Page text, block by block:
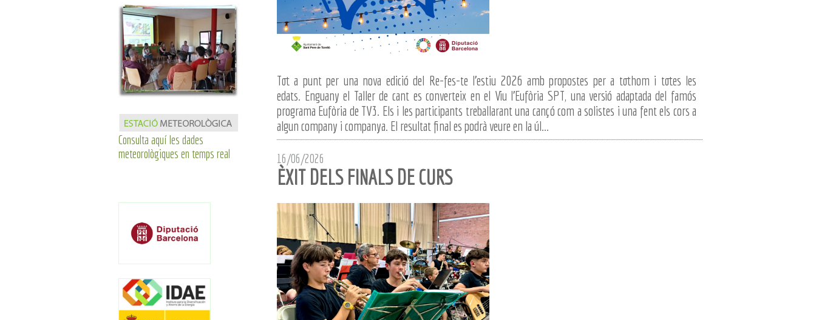
Consulta aquí les dades
meteorològiques en temps real
Tot a punt per una nova edició del Re-fes-te l'estiu 2026 amb propostes per a tothom i totes les
edats. Enguany el Taller de cant es converteix en el Viu l'Eufòria SPT, una versió adaptada del famós
programa Eufòria de TV3. Els i les participants treballarant una cançó com a solistes i una fent els cors a
algun company i companya. El resultat final es podrà veure en la úl...
16/06/2026
ÈXIT DELS FINALS DE CURS